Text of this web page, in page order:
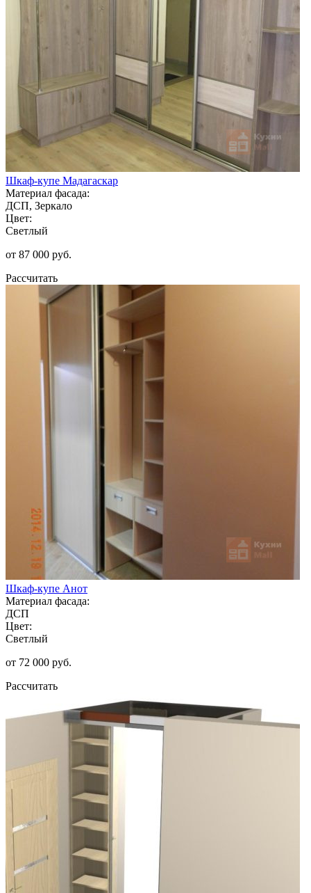
Шкаф-купе Мадагаскар
Материал фасада:
ДСП, Зеркало
Цвет:
Светлый
от 87 000 руб.
Рассчитать
Шкаф-купе Анот
Материал фасада:
ДСП
Цвет:
Светлый
от 72 000 руб.
Рассчитать